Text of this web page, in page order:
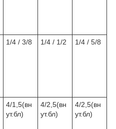
1/4 / 3/8 1/4 / 1/2 1/4 / 5/8
4/1,5(вн
ут.бл)
4/2,5(вн
ут.бл)
4/2,5(вн
ут.бл)